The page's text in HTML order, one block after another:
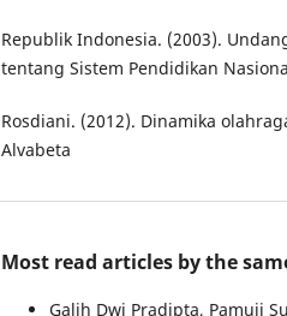
Republik Indonesia. (2003).
tentang Sistem Pendidikan
Rosdiani. (2012). Dinamika
Alvabeta
Most read articles by the
Galih Dwi Pradipta, Pamuji